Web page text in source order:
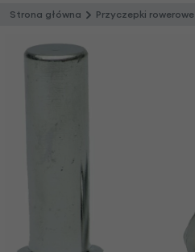
Strona główna Przyczepki rowerowe